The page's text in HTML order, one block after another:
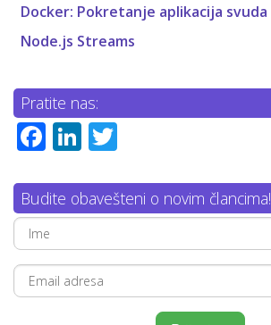
Docker: Pokretanje aplikacija svuda
Node.js Streams
Pratite nas:
Facebook
LinkedIn
Budite obavešteni o novim člancima!